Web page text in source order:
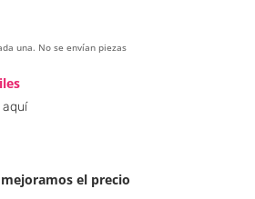
una. No se envían piezas
el precio